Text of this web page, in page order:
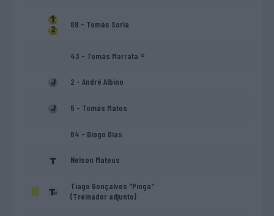
88 - Tomás Soria
43 - Tomás Marrafa ®
2 - André Albino
5 - Tomás Matos
84 - Diogo Dias
Nelson Mateus
Tiago Gonçalves "Pinga"
(Treinador adjunto)